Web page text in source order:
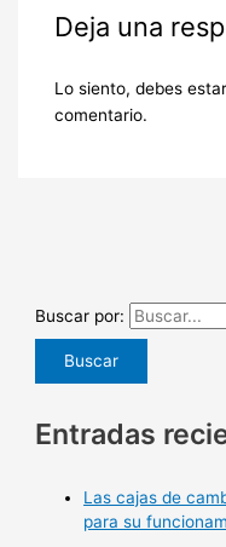
Deja una
Lo siento, debes estar
comentario.
Buscar por:
Entradas
Las cajas de
para su